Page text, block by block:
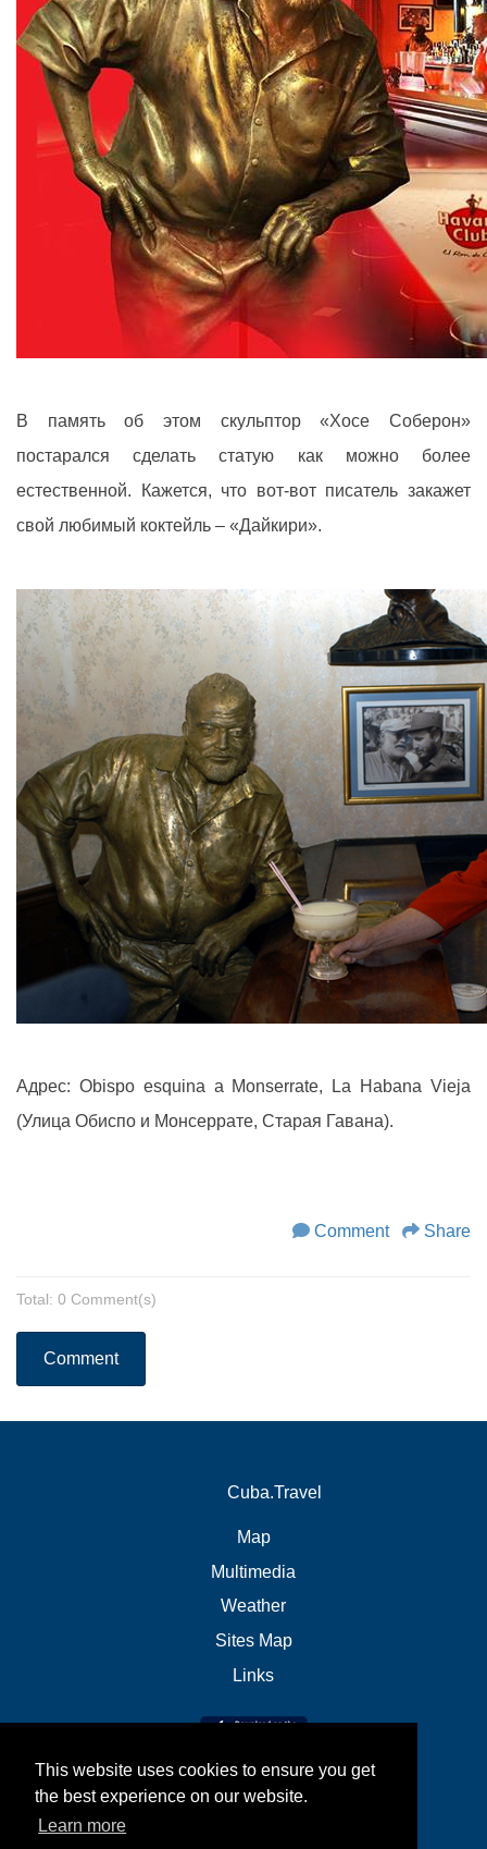
This website uses cookies to ensure you get
the best experience on our website.
Learn more
В память об этом скульптор «Хосе Соберон»
постарался сделать статую как можно более
естественной. Кажется, что вот-вот писатель закажет
свой любимый коктейль – «Дайкири».
Адрес: Obispo esquina a Monserrate, La Habana Vieja
(Улица Обиспо и Монсеррате, Старая Гавана).
Comment Share
Total: 0 Comment(s)
Comment
Cuba.Travel
Map
Multimedia
Weather
Sites Map
Links